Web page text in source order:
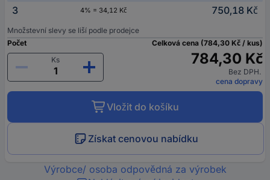
3
4% = 34,12 Kč 750,18 Kč
Množstevní slevy se liší podle prodejce
Počet
Ks
Celková cena (784,30 Kč / kus)
784,30 Kč
Bez DPH.
cena dopravy
Vložit do košíku
Získat cenovou nabídku
Výrobce/ osoba odpovědná za výrobek